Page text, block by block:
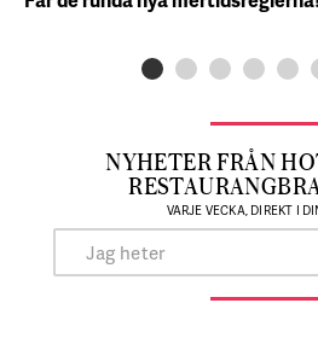
NYHETER FRÅN
VARJE VECKA, DIREKT I